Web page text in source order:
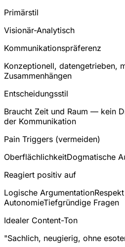
Primärstil
Visionär-Analytisch
Kommunikationspräferenz
Konzeptionell, datengetrieben,
Zusammenhängen
Entscheidungsstil
Braucht Zeit und Raum — kein
der Kommunikation
Pain Triggers (vermeiden)
OberflächlichkeitDogmatische
Reagiert positiv auf
Logische Argumentation
AutonomieTiefgründige Fragen
Idealer Content-Ton
"Sachlich, neugierig, ohne